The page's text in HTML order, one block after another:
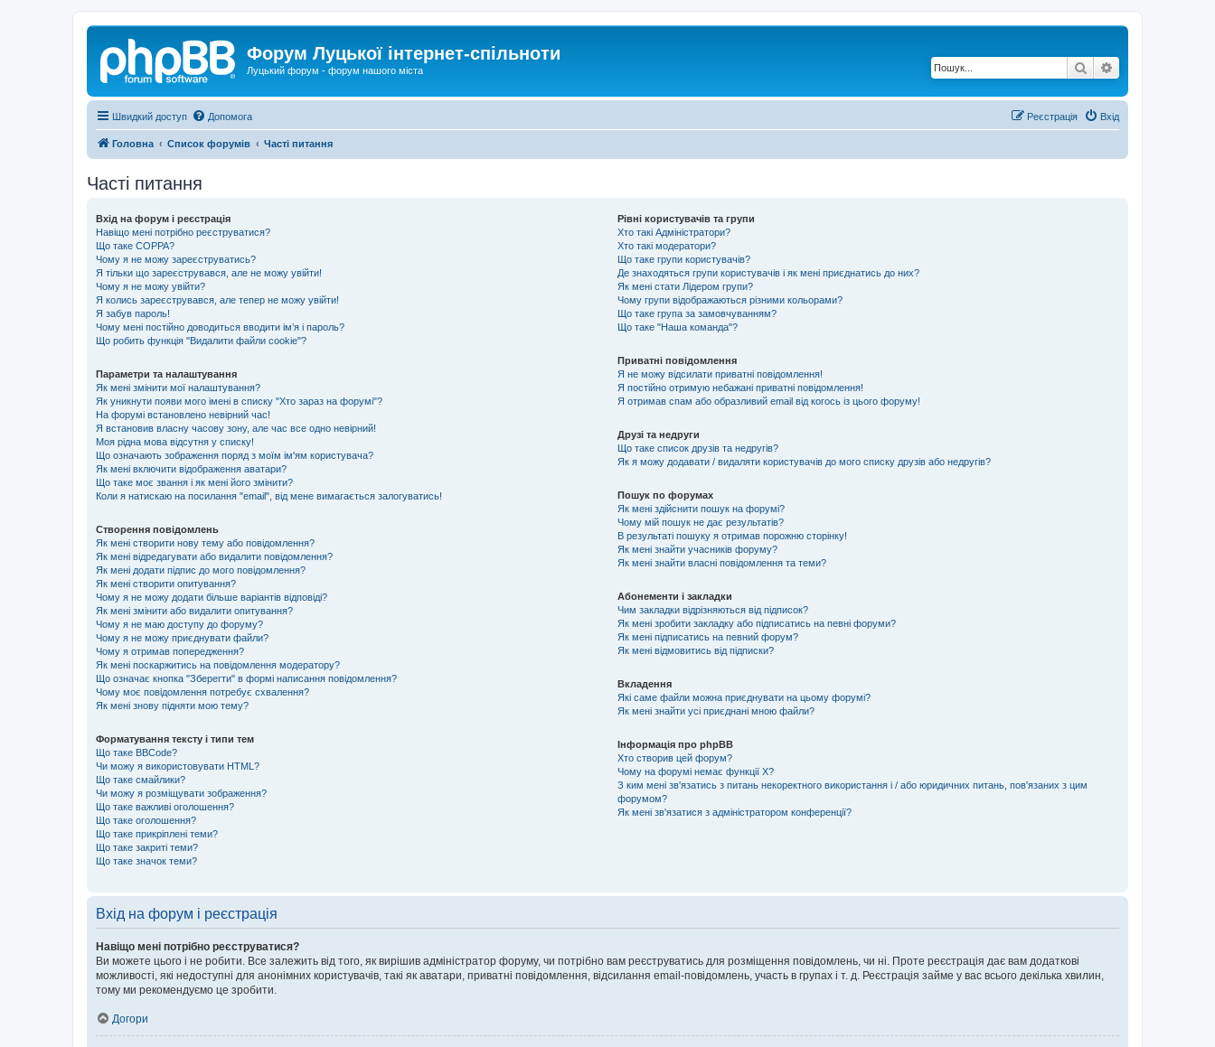
Форум Луцької інтернет-спільноти
Луцький форум - форум нашого міста Пошук
Швидкий доступ Допомога Вхід
Реєстрація
Головна Список форумів Часті питання
Часті питання
Вхід на форум і реєстрація
Навіщо мені потрібно реєструватися?
Що таке COPPA?
Чому я не можу зареєструватись?
Я тільки що зареєструвався, але не можу увійти!
Чому я не можу увійти?
Я колись зареєструвався, але тепер не можу увійти!
Я забув пароль!
Чому мені постійно доводиться вводити ім’я і пароль?
Що робить функція "Видалити файли cookie"?
Параметри та налаштування
Як мені змінити мої налаштування?
Як уникнути появи мого імені в списку "Хто зараз на форумі"?
На форумі встановлено невірний час!
Я встановив власну часову зону, але час все одно невірний!
Моя рідна мова відсутня у списку!
Що означають зображення поряд з моїм ім'ям користувача?
Як мені включити відображення аватари?
Що таке моє звання і як мені його змінити?
Коли я натискаю на посилання "email", від мене вимагається залогуватись!
Створення повідомлень
Як мені створити нову тему або повідомлення?
Як мені відредагувати або видалити повідомлення?
Як мені додати підпис до мого повідомлення?
Як мені створити опитування?
Чому я не можу додати більше варіантів відповіді?
Як мені змінити або видалити опитування?
Чому я не маю доступу до форуму?
Чому я не можу приєднувати файли?
Чому я отримав попередження?
Як мені поскаржитись на повідомлення модератору?
Що означає кнопка "Зберегти" в формі написання повідомлення?
Чому моє повідомлення потребує схвалення?
Як мені знову підняти мою тему?
Форматування тексту і типи тем
Що таке BBCode?
Чи можу я використовувати HTML?
Що таке смайлики?
Чи можу я розміщувати зображення?
Що таке важливі оголошення?
Що таке оголошення?
Що таке прикріплені теми?
Що таке закриті теми?
Що таке значок теми?
Рівні користувачів та групи
Хто такі Адміністратори?
Хто такі модератори?
Що таке групи користувачів?
Де знаходяться групи користувачів і як мені приєднатись до них?
Як мені стати Лідером групи?
Чому групи відображаються різними кольорами?
Що таке група за замовчуванням?
Що таке "Наша команда"?
Приватні повідомлення
Я не можу відсилати приватні повідомлення!
Я постійно отримую небажані приватні повідомлення!
Я отримав спам або образливий email від когось із цього форуму!
Друзі та недруги
Що таке список друзів та недругів?
Як я можу додавати / видаляти користувачів до мого списку друзів або недругів?
Пошук по форумах
Як мені здійснити пошук на форумі?
Чому мій пошук не дає результатів?
В результаті пошуку я отримав порожню сторінку!
Як мені знайти учасників форуму?
Як мені знайти власні повідомлення та теми?
Абонементи і закладки
Чим закладки відрізняються від підписок?
Як мені зробити закладку або підписатись на певні форуми?
Як мені підписатись на певний форум?
Як мені відмовитись від підписки?
Вкладення
Які саме файли можна приєднувати на цьому форумі?
Як мені знайти усі приєднані мною файли?
Інформація про phpBB
Хто створив цей форум?
Чому на форумі немає функції X?
З ким мені зв'язатись з питань некоректного використання і / або юридичних питань, пов'язаних з цим
форумом?
Як мені зв'язатися з адміністратором конференції?
Вхід на форум і реєстрація
Навіщо мені потрібно реєструватися?
Ви можете цього і не робити. Все залежить від того, як вирішив адміністратор форуму, чи потрібно вам реєструватись для розміщення повідомлень, чи ні. Проте реєстрація дає вам додаткові
можливості, які недоступні для анонімних користувачів, такі як аватари, приватні повідомлення, відсилання email-повідомлень, участь в групах і т. д. Реєстрація займе у вас всього декілька хвилин,
тому ми рекомендуємо це зробити.
Догори